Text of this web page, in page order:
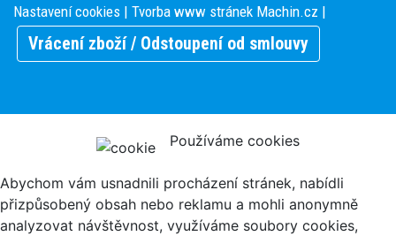
Nastavení cookies | Tvorba www stránek Machin.cz |
Vrácení zboží / Odstoupení od smlouvy
Používáme cookies
Abychom vám usnadnili procházení stránek, nabídli
přizpůsobený obsah nebo reklamu a mohli anonymně
analyzovat návštěvnost, využíváme soubory cookies,